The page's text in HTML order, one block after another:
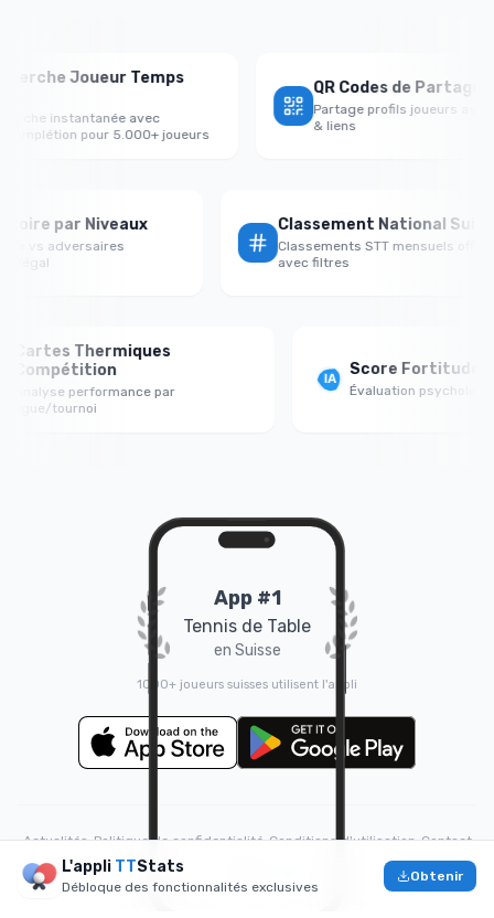
Joueur Temps
instantanée avec
pour 5.000+ joueurs
QR Codes de Partage Profil
Partage profils joueurs avec QR
& liens
Victoire par Niveaux
vs adversaires
faible/égal
Classement National
Classements STT
avec filtres
Thermiques
performance par
tournoi
Score Fortitude
Évaluation psychologique
App #1
Tennis de Table
en Suisse
1000+ joueurs suisses utilisent l'appli
Actualités•Politique de confidentialité•Conditions d'utilisation•Contact
Fait avec
L'appli TTStats
Débloque des fonctionnalités exclusives
Obtenir